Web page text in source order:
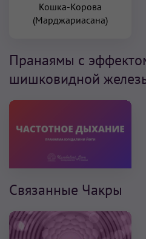
Кошка-Корова
(Марджариасана)
Пранаямы с
шишковидной
Связанные Чакры